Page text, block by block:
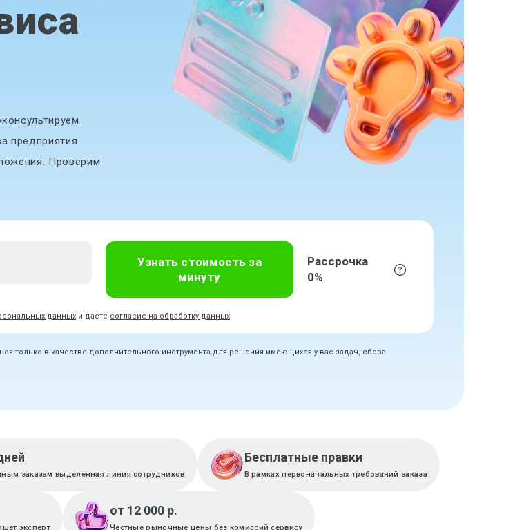
предприятия
Проверим
Узнать стоимость за
минуту
Рассрочка
0%
данных и даете согласие на обработку данных
только в качестве дополнительного инструмента для решения имеющихся у вас задач, сбора
заказам выделенная линия сотрудников
Бесплатные правки
В рамках первоначальных требований заказа
эксперт
от 12 000 р.
Честные рыночные цены без комиссий сервису